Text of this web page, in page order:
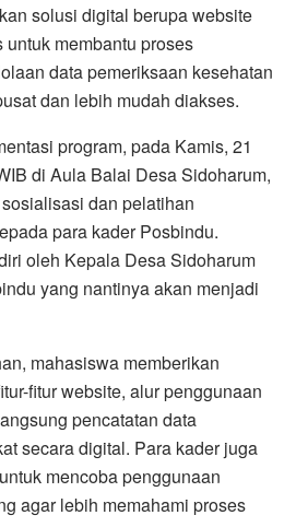
solusi digital berupa website
membantu proses
data pemeriksaan kesehatan
dan lebih mudah diakses.
program, pada Kamis, 21
di Aula Balai Desa Sidoharum,
dan pelatihan
para kader Posbindu.
oleh Kepala Desa Sidoharum
yang nantinya akan menjadi
mahasiswa memberikan
fitur website, alur penggunaan
pencatatan data
secara digital. Para kader juga
mencoba penggunaan
agar lebih memahami proses